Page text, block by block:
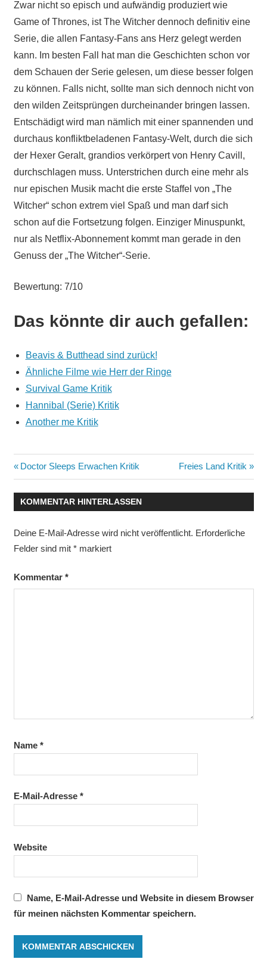
Zwar nicht so episch und aufwändig produziert wie
Game of Thrones, ist The Witcher dennoch definitiv eine
Serie, die allen Fantasy-Fans ans Herz gelegt werden
kann. Im besten Fall hat man die Geschichten schon vor
dem Schauen der Serie gelesen, um diese besser folgen
zu können. Falls nicht, sollte man sich dennoch nicht von
den wilden Zeitsprüngen durcheinander bringen lassen.
Entschädigt wird man nämlich mit einer spannenden und
durchaus konfliktbeladenen Fantasy-Welt, durch die sich
der Hexer Geralt, grandios verkörpert von Henry Cavill,
durchschlagen muss. Unterstrichen durch eine mehr als
nur epischen Musik macht die erste Staffel von „The
Witcher“ schon extrem viel Spaß und man darf sich
schon auf die Fortsetzung folgen. Einziger Minuspunkt,
nur als Netflix-Abonnement kommt man gerade in den
Genuss der „The Witcher“-Serie.
Bewertung: 7/10
Das könnte dir auch gefallen:
Beavis & Butthead sind zurück!
Ähnliche Filme wie Herr der Ringe
Survival Game Kritik
Hannibal (Serie) Kritik
Another me Kritik
Beitragsnavigation
Vorheriger
Beitrag:
Doctor Sleeps Erwachen Kritik
Nächster
Beitrag:
Freies Land Kritik
KOMMENTAR HINTERLASSEN
Deine E-Mail-Adresse wird nicht veröffentlicht. Erforderliche
Felder sind mit *markiert
Kommentar *
Name *
E-Mail-Adresse *
Website
Name, E-Mail-Adresse und Website in diesem Browser
für meinen nächsten Kommentar speichern.